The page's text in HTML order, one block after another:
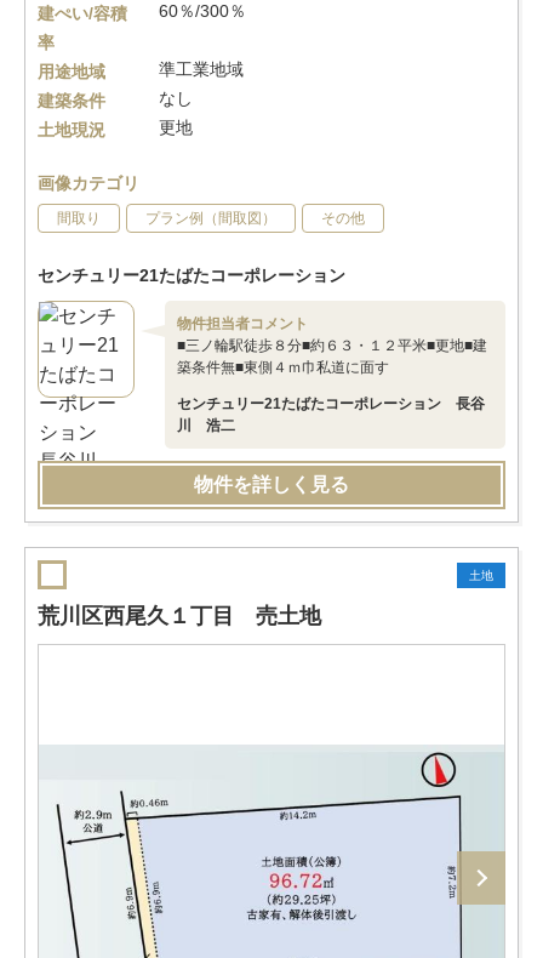
建ぺい/容積
率
60％/300％
用途地域
準工業地域
建築条件
なし
土地現況
更地
画像カテゴリ
間取り プラン例（間取図） その他
センチュリー21たばたコーポレーション
物件担当者コメント
■三ノ輪駅徒歩８分■約６３・１２平米■更地■建
築条件無■東側４ｍ巾私道に面す
センチュリー21たばたコーポレーション 長谷
川 浩二
物件を詳しく見る
土地
荒川区西尾久１丁目 売土地